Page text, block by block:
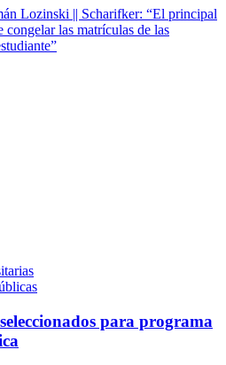
Lozinski || Scharifker: “El principal
congelar las matrículas de las
para programa